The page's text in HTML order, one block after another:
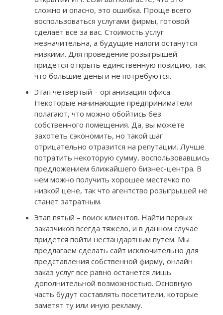
сложно и опасно, это ошибка. Проще всего
воспользоваться услугами фирмы, готовой
сделает все за вас. Стоимость услуг
незначительна, а будущие налоги останутся
низкими. Для проведение розыгрышей
придется открыть единственную позицию, так
что большие деньги не потребуются.
Этап четвертый – организация офиса.
Некоторые начинающие предприниматели
полагают, что можно обойтись без
собственного помещения. Да, вы можете
захотеть сэкономить, но такой шаг
отрицательно отразится на репутации. Лучше
потратить некоторую сумму, воспользовавшись
предложением ближайшего бизнес-центра. В
нем можно получить хорошее местечко по
низкой цене, так что агентство розыгрышей не
станет затратным.
Этап пятый – поиск клиентов. Найти первых
заказчиков всегда тяжело, и в данном случае
придется пойти нестандартным путем. Мы
предлагаем сделать сайт исключительно для
представления собственной фирму, онлайн
заказ услуг все равно останется лишь
дополнительной возможностью. Основную
часть будут составлять посетители, которые
заметят ту или иную рекламу.